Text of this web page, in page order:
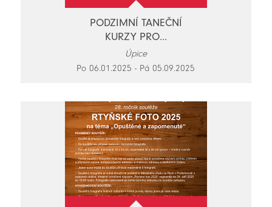
PODZIMNÍ TANEČNÍ
KURZY PRO...
Úpice
Po 06.01.2025 - Pá 05.09.2025